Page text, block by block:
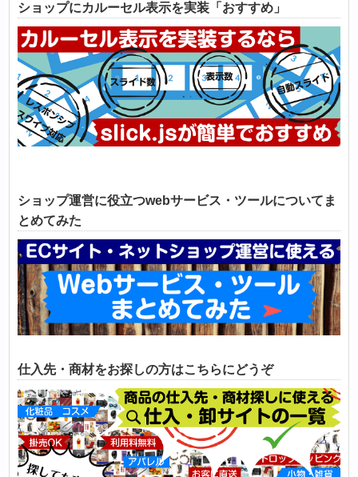
ショップにカルーセル表示を実装「おすすめ」
ショップ運営に役立つwebサービス・ツールについてま
とめてみた
仕入先・商材をお探しの方はこちらにどうぞ